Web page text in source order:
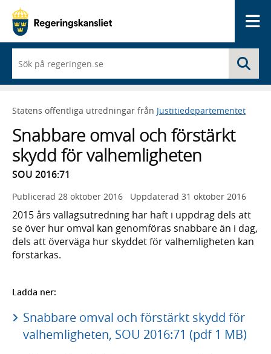
du
börjar
skriva
framträder
lista
med
sökförslag
Statens offentliga utredningar från Justitiedepartementet
Snabbare omval och förstärkt
skydd för valhemligheten
SOU 2016:71
Publicerad 28 oktober 2016 Uppdaterad 31 oktober 2016
2015 års vallagsutredning har haft i uppdrag dels att
se över hur omval kan genomföras snabbare än i dag,
dels att överväga hur skyddet för valhemligheten kan
förstärkas.
Ladda ner:
Snabbare omval och förstärkt skydd för
valhemligheten, SOU 2016:71 (pdf 1 MB)